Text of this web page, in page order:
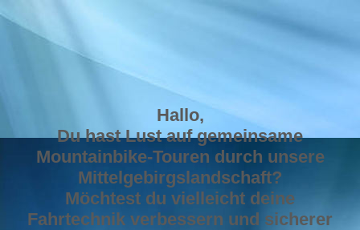
Hallo,
Du hast Lust auf gemeinsame
Mountainbike-Touren durch unsere
Mittelgebirgslandschaft?
Möchtest du vielleicht deine
Fahrtechnik verbessern und sicherer